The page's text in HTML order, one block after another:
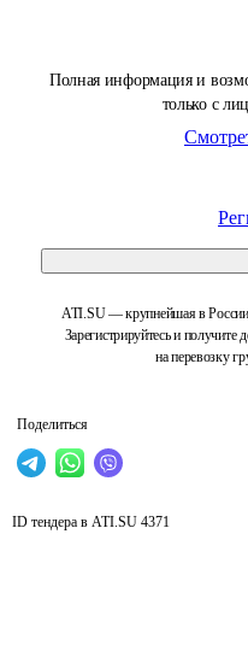
Полная информация и
только с
ATI.SU — крупнейшая в России
Зарегистрируйтесь и получите
на перевозку
Поделиться
ID тендера в ATI.SU 4371